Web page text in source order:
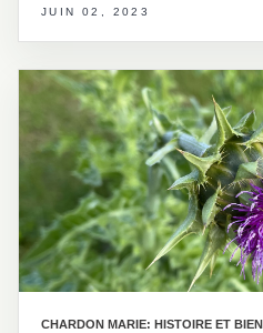
JUIN 02, 2023
CHARDON MARIE: HISTOIRE ET